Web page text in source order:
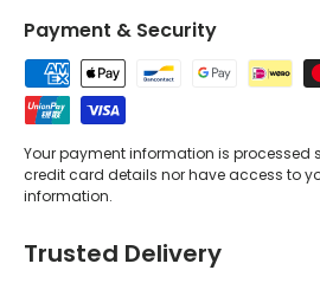
Payment & Security
Your payment information is processed
credit card details nor have access to
information.
Trusted Delivery